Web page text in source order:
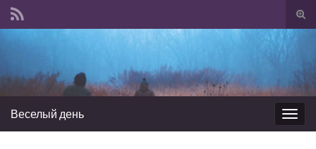
Веселый день